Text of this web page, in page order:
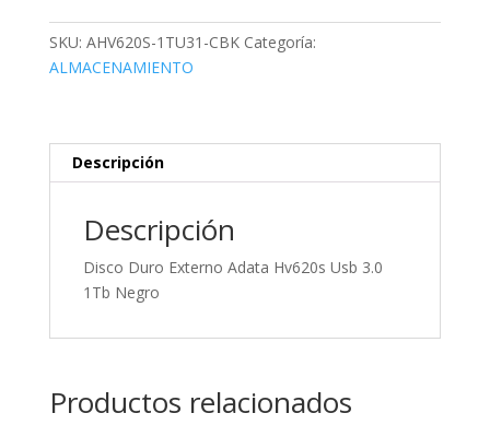
Hv620s
Usb
cantidad
SKU: AHV620S-1TU31-CBK Categoría:
ALMACENAMIENTO
Descripción
Descripción
Disco Duro Externo Adata Hv620s Usb 3.0
1Tb Negro
Productos relacionados